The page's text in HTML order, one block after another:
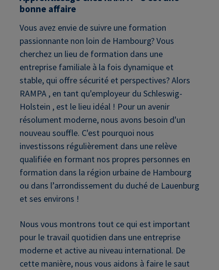
bonne affaire
Vous avez envie de suivre une formation
passionnante non loin de Hambourg? Vous
cherchez un lieu de formation dans une
entreprise familiale à la fois dynamique et
stable, qui offre sécurité et perspectives? Alors
RAMPA , en tant qu'employeur du Schleswig-
Holstein , est le lieu idéal ! Pour un avenir
résolument moderne, nous avons besoin d'un
nouveau souffle. C'est pourquoi nous
investissons régulièrement dans une relève
qualifiée en formant nos propres personnes en
formation dans la région urbaine de Hambourg
ou dans l’arrondissement du duché de Lauenburg
et ses environs !
Nous vous montrons tout ce qui est important
pour le travail quotidien dans une entreprise
moderne et active au niveau international. De
cette manière, nous vous aidons à faire le saut